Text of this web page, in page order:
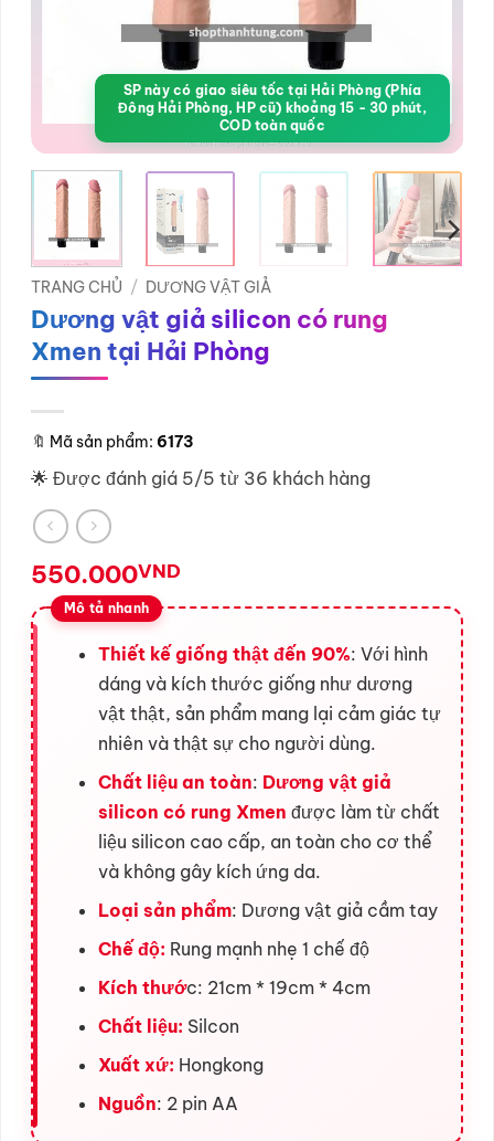
SP này có giao siêu tốc tại Hải Phòng (Phía
Đông Hải Phòng, HP cũ) khoảng 15 - 30 phút,
COD toàn quốc
TRANG CHỦ / DƯƠNG VẬT GIẢ
Dương vật giả silicon có rung
Xmen tại Hải Phòng
🔖 Mã sản phẩm: 6173
🌟 Được đánh giá 5/5 từ 36 khách hàng
550.000VND
Thiết kế giống thật đến 90%: Với hình
dáng và kích thước giống như dương
vật thật, sản phẩm mang lại cảm giác tự
nhiên và thật sự cho người dùng.
Chất liệu an toàn: Dương vật giả
silicon có rung Xmen được làm từ chất
liệu silicon cao cấp, an toàn cho cơ thể
và không gây kích ứng da.
Loại sản phẩm: Dương vật giả cầm tay
Chế độ: Rung mạnh nhẹ 1 chế độ
Kích thước: 21cm * 19cm * 4cm
Chất liệu: Silcon
Xuất xứ: Hongkong
Nguồn: 2 pin AA